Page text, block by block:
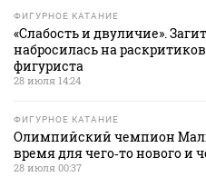
ФИГУРНОЕ КАТАНИЕ
«Слабость и двуличие».
набросилась на
фигуриста
28 июля 14:24
ФИГУРНОЕ КАТАНИЕ
Олимпийский чемпион
время для чего‑то нового и
28 июля 00:37